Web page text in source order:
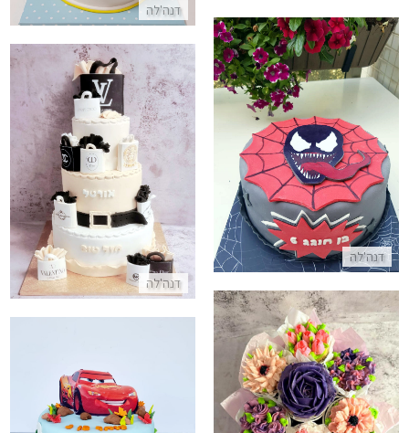
דנה'לה
דנה'לה
עוגת ספיידרמן
התקשר/י
דנה'לה
עוגת מותגים לאשה מבצק סוכר
התקשר/י
זר פרחים מקאפקייקס מכוניות עוגת ספידי מבצק סוכר